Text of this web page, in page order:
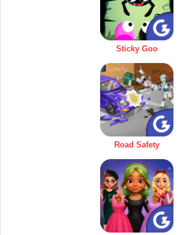
Sticky Goo
Road Safety